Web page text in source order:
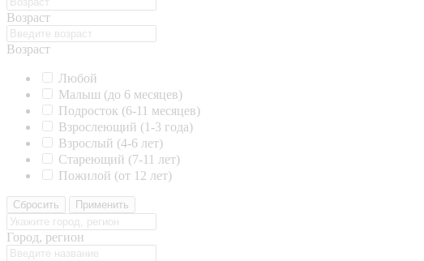
Возраст
Возраст
Любой
Малыш (до 6 месяцев)
Подросток (6-11 месяцев)
Взрослеющий (1-3 года)
Взрослый (4-6 лет)
Стареющий (7-11 лет)
Пожилой (от 12 лет)
Сбросить Применить
Город, регион